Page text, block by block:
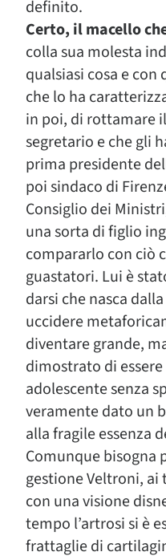
definito.
Certo, il macello
colla sua molesta
qualsiasi cosa e con
che lo ha
in poi, di rottamare
segretario e che gli
prima presidente
poi sindaco di
Consiglio dei
una sorta di figlio
compararlo con ciò
guastatori. Lui è
darsi che nasca
uccidere
diventare grande,
dimostrato di
adolescente senza
veramente dato un
alla fragile essenza
Comunque bisogna
gestione Veltroni, ai
con una visione
tempo l’artrosi si è
frattaglie di